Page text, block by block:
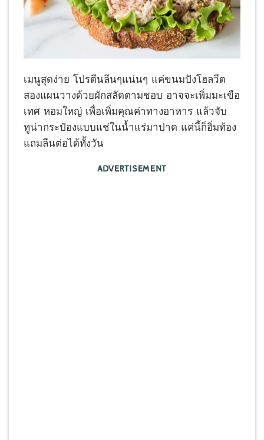
เมนูสุดง่าย โปรตีนลีนๆแน่นๆ แค่ขนมปังโฮลวีต
สองแผนวางด้วยผักสลัดตามชอบ อาจจะเพิ่มมะเขือ
เทศ หอมใหญ่ เพื่อเพิ่มคุณค่าทางอาหาร แล้วจับ
ทูน่ากระป๋องแบบแช่ในน้ำแร่มาปาด แค่นี้ก็อิ่มท้อง
แถมลีนต่อได้ทั้งวัน
ADVERTISEMENT